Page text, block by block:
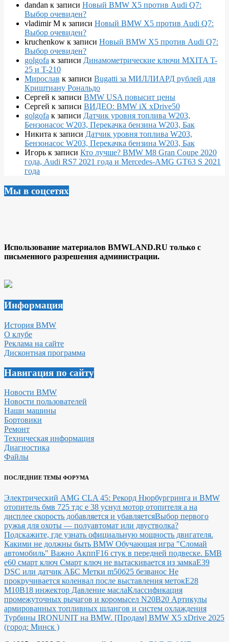
dandan к записи Новый BMW X5 против Audi Q7:
Выбор очевиден?
vladimir M к записи Новый BMW X5 против Audi Q7:
Выбор очевиден?
kruchenkow к записи Новый BMW X5 против Audi Q7:
Выбор очевиден?
golgofa к записи Динамометрические ключи MXITA T-
25 и T-210
Мирослав к записи Bugatti за МИЛЛИАРД рублей для
Криштиану Рональдо
Сергей к записи BMW USA повысит цены
Сергей к записи ВИДЕО: BMW iX xDrive50
golgofa к записи Датчик уровня топлива W203,
Бензонасос W203, Перекачка бензина W203, Бак
Никита к записи Датчик уровня топлива W203,
Бензонасос W203, Перекачка бензина W203, Бак
Игорь к записи Кто лучше? BMW M8 Gran Coupe 2020
года, Audi RS7 2021 года и Mercedes-AMG GT63 S 2021
года
Мы в соцсетях
Использование материалов BMWLAND.RU только с
письменного разрешения администрации.
Информация
История BMW
О клубе
Реклама на сайте
Дисконтная программа
Навигация по сайту
Новости BMW
Новости пользователей
Наши машины
Бортовики
Ремонт
Техническая информация
Диагностика
Файлы
ПОСЛЕДНИЕ ТЕМЫ ФОРУМА
Электрический AMG CLA 45: Рекорд Нюрбургринга и BMW
отопитель бмв 725 тдс е 38 уснул мотор отопителя а на
дисплее скорость добавляется и убавляетсяВыбор первого
ружья для охоты — полуавтомат или двустволка?
Подскажите, где узнать официальную мощность двигателя.
Какими не должны быть BMW Обучающая игра "Сломай
автомобиль" Важно АкппF16 стук в передней подвеске. БМВ
е60 смарт ключ Смарт ключ не вытаскивается из замкаE39
DSC или датчик АБС Метки m50б25 безванос Не
прокручивается коленвал после выставления метокЕ28
М10В18 инжектор Давление маслаКлассификация
промежуточных рычагов и коромысел N20B20 Артикулы
армированных топливных шлангов и систем охлаждения
Турбины IRONUNIT на BMW. [Продам] BMW X5 xDrive 2025
(город: Минск )